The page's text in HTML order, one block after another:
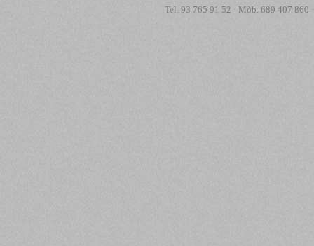
Tel. 93 765 91 52 · Mòb. 689 407 860 ·